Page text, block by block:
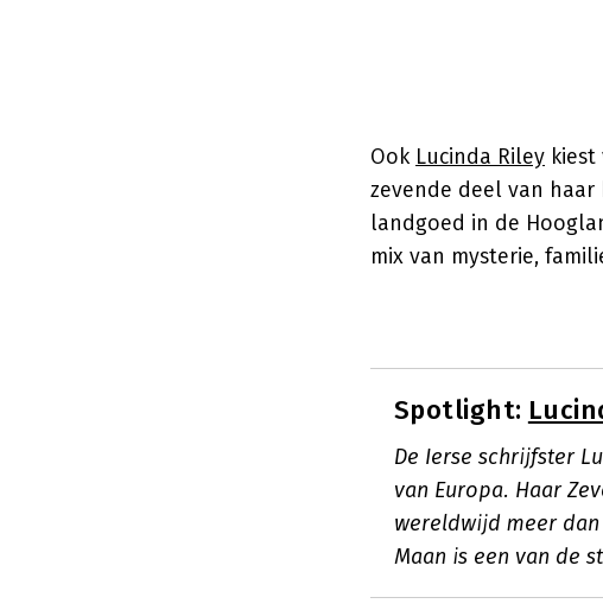
Ook Lucinda Riley
zevende deel van
landgoed in de
mix van mysterie,
Spotlight:
De Ierse schrijfster
van Europa. Haar
wereldwijd meer
Maan is een van de